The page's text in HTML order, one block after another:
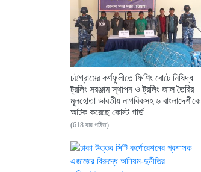
চট্টগ্রামের কর্ণফুলীতে ফিশিং বোটে নিষিদ্ধ
ট্রলিং সরঞ্জাম স্থাপন ও ট্রলিং জাল তৈরির
মূলহোতা ভারতীয় নাগরিকসহ ৬ বাংলাদেশীকে
আটক করেছে কোস্ট গার্ড
(618 বার পঠিত)